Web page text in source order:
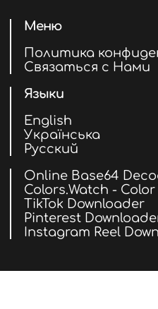
Меню
Политика
Связаться с Нами
Языки
English
Українська
Русский
Online Base64
Colors.Watch - Color
TikTok Downloader
Pinterest
Instagram Reel